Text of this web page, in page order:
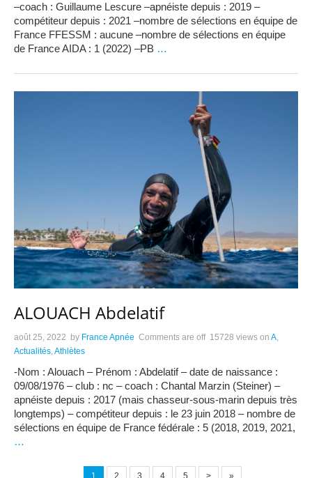
–coach : Guillaume Lescure –apnéiste depuis : 2019 –
compétiteur depuis : 2021 –nombre de sélections en équipe de
France FFESSM : aucune –nombre de sélections en équipe
de France AIDA : 1 (2022) –PB …
ALOUACH Abdelatif
août 25, 2022 by France Apnée Comments are off 15728 views on A
Actualités Athlètes
-Nom : Alouach – Prénom : Abdelatif – date de naissance :
09/08/1976 – club : nc – coach : Chantal Marzin (Steiner) –
apnéiste depuis : 2017 (mais chasseur-sous-marin depuis très
longtemps) – compétiteur depuis : le 23 juin 2018 – nombre de
sélections en équipe de France fédérale : 5 (2018, 2019, 2021,
…
1 2 3 4 5 > »